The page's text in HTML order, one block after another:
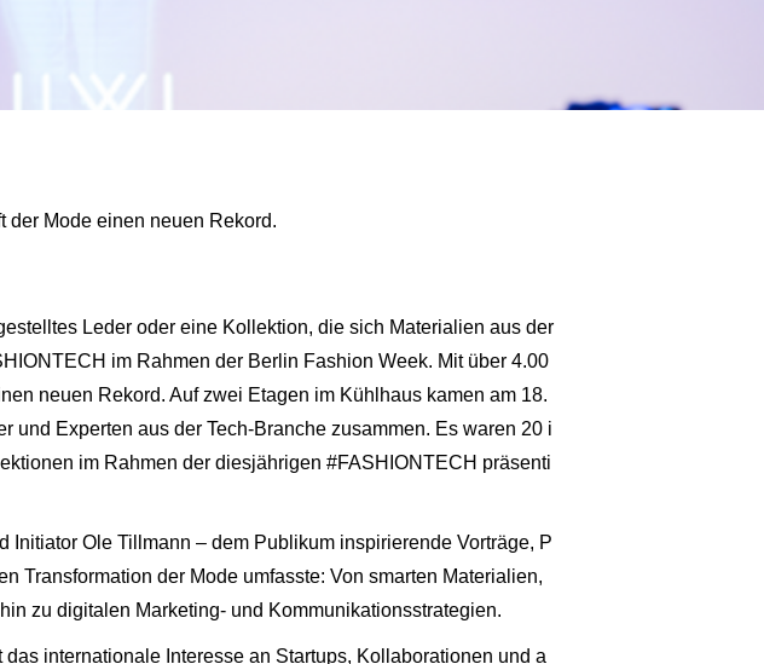
der Mode einen neuen Rekord.
Leder oder eine Kollektion, die sich Materialien aus der
im Rahmen der Berlin Fashion Week. Mit über 4.00
neuen Rekord. Auf zwei Etagen im Kühlhaus kamen am 18.
Experten aus der Tech-Branche zusammen. Es waren 20 i
im Rahmen der diesjährigen #FASHIONTECH präsenti
Ole Tillmann – dem Publikum inspirierende Vorträge, P
Transformation der Mode umfasste: Von smarten Materialien,
zu digitalen Marketing- und Kommunikationsstrategien.
internationale Interesse an Startups, Kollaborationen und a